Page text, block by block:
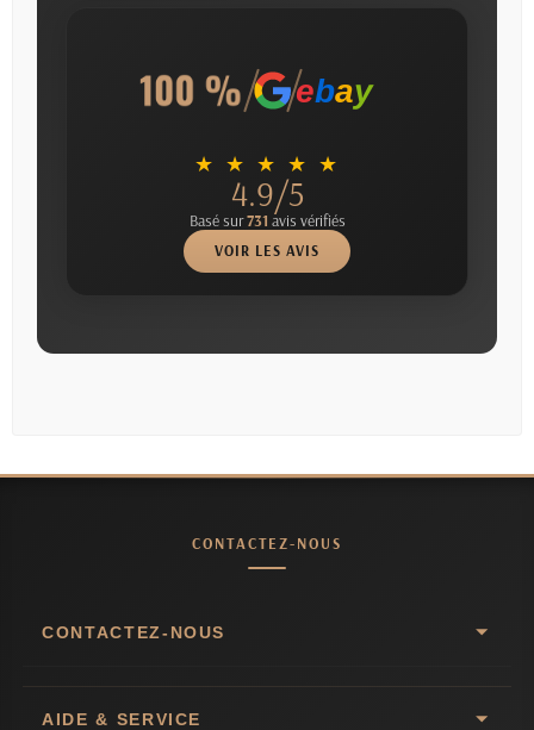
ebay
★ ★ ★ ★ ★
4.9/5
Basé sur731 avis vérifiés
VOIR LES AVIS
CONTACTEZ-NOUS
CONTACTEZ-NOUS
AIDE & SERVICE